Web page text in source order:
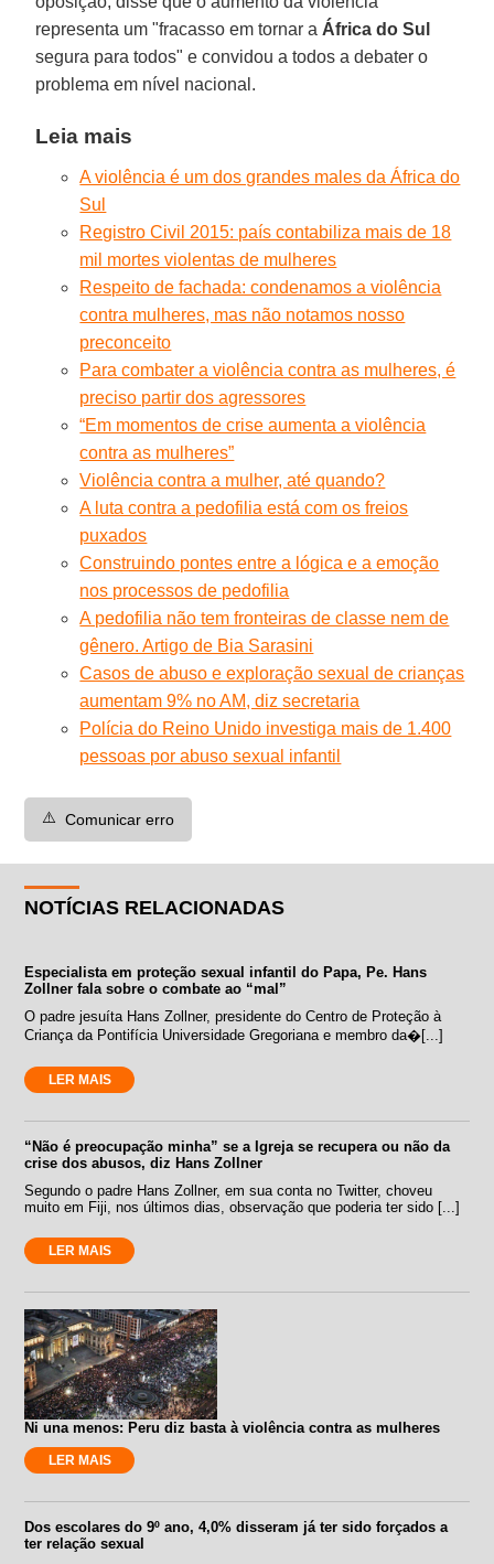
representa um "fracasso em tornar a África do Sul
segura para todos" e convidou a todos a debater o
problema em nível nacional.
Leia mais
A violência é um dos grandes males da África do
Sul
Registro Civil 2015: país contabiliza mais de 18
mil mortes violentas de mulheres
Respeito de fachada: condenamos a violência
contra mulheres, mas não notamos nosso
preconceito
Para combater a violência contra as mulheres, é
preciso partir dos agressores
“Em momentos de crise aumenta a violência
contra as mulheres”
Violência contra a mulher, até quando?
A luta contra a pedofilia está com os freios
puxados
Construindo pontes entre a lógica e a emoção
nos processos de pedofilia
A pedofilia não tem fronteiras de classe nem de
gênero. Artigo de Bia Sarasini
Casos de abuso e exploração sexual de crianças
aumentam 9% no AM, diz secretaria
Polícia do Reino Unido investiga mais de 1.400
pessoas por abuso sexual infantil
⚠️ Comunicar erro
NOTÍCIAS RELACIONADAS
Especialista em proteção sexual infantil do Papa, Pe. Hans
Zollner fala sobre o combate ao “mal”
O padre jesuíta Hans Zollner, presidente do Centro de Proteção à
Criança da Pontifícia Universidade Gregoriana e membro da�[...]
LER MAIS
“Não é preocupação minha” se a Igreja se recupera ou não da
crise dos abusos, diz Hans Zollner
Segundo o padre Hans Zollner, em sua conta no Twitter, choveu
muito em Fiji, nos últimos dias, observação que poderia ter sido [...]
LER MAIS
Ni una menos: Peru diz basta à violência contra as mulheres
LER MAIS
Dos escolares do 9º ano, 4,0% disseram já ter sido forçados a
ter relação sexual